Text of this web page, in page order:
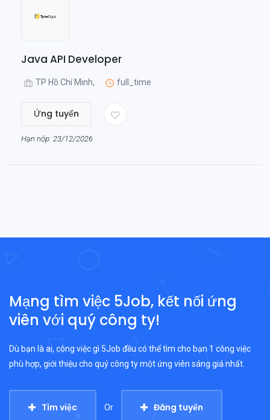
Java API Developer
TP Hồ Chí Minh, full_time
Ứng tuyển
Hạn nộp: 23/12/2026
Mạng tìm việc 5Job, kết nối ứng
viên với quý công ty!
Dù bạn là ai, công việc gì 5Job đều có thể tìm cho bạn 1 công việc
phù hợp, giới thiệu cho quý công ty một ứng viên sáng giá nhất.
Tìm việc Or Đăng tuyển